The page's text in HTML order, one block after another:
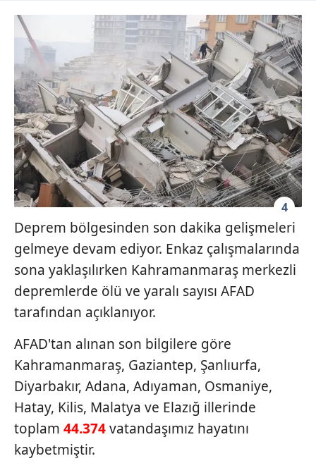
4
Deprem bölgesinden son dakika gelişmeleri
gelmeye devam ediyor. Enkaz çalışmalarında
sona yaklaşılırken Kahramanmaraş merkezli
depremlerde ölü ve yaralı sayısı AFAD
tarafından açıklanıyor.
AFAD'tan alınan son bilgilere göre
Kahramanmaraş, Gaziantep, Şanlıurfa,
Diyarbakır, Adana, Adıyaman, Osmaniye,
Hatay, Kilis, Malatya ve Elazığ illerinde
toplam 44.374vatandaşımız hayatını
kaybetmiştir.